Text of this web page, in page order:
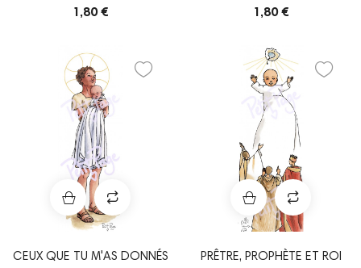
1,80 € 1,80 €
CEUX QUE TU M'AS DONNÉS PRÊTRE, PROPHÈTE ET ROI